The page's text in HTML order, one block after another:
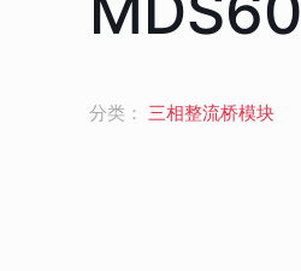
分类： 三相整流桥模块